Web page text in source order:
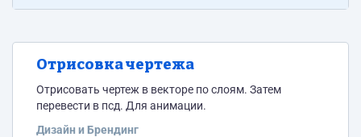
Отрисовка чертежа
Отрисовать чертеж в векторе по слоям. Затем
перевести в псд. Для анимации.
Дизайн и Брендинг